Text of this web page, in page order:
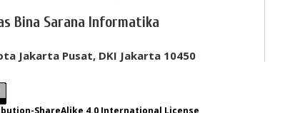
Bina Sarana Informatika
Jakarta Pusat, DKI Jakarta 10450